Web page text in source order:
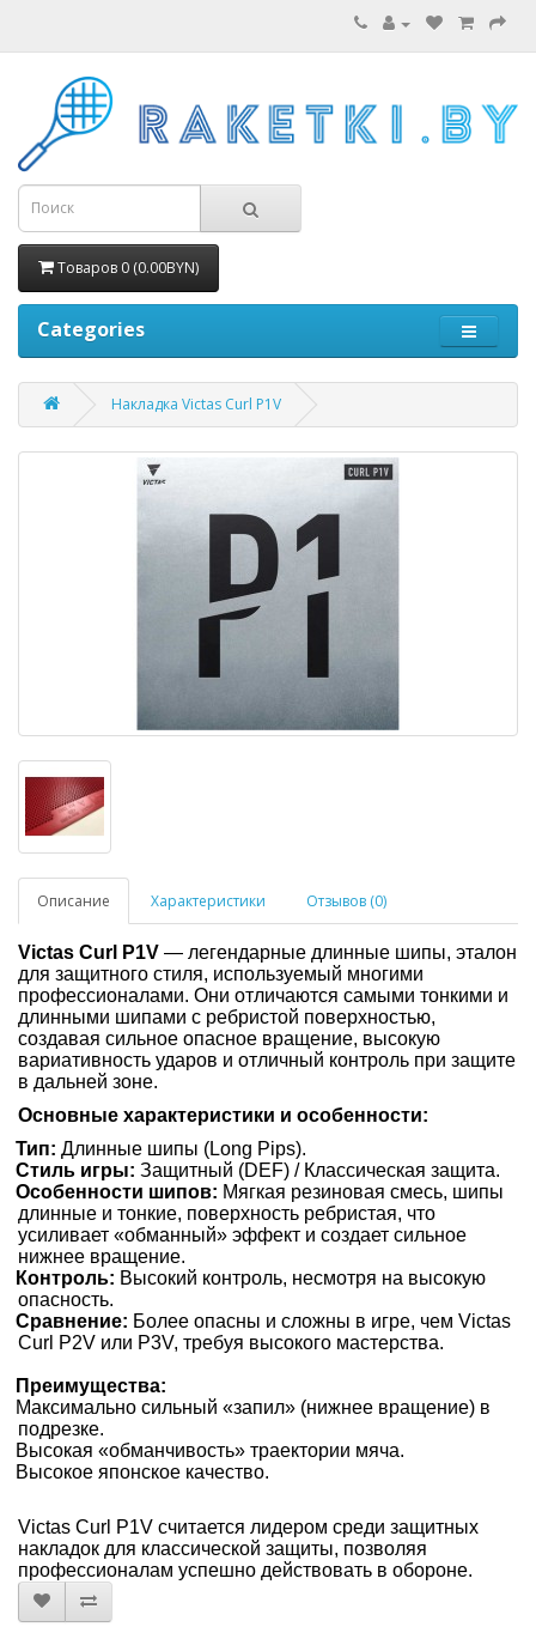
Товаров 0 (0.00BYN)
Categories
Накладка Victas Curl P1V
Описание Характеристики Отзывов (0)
Victas Curl P1V — легендарные длинные шипы, эталон
для защитного стиля, используемый многими
профессионалами. Они отличаются самыми тонкими и
длинными шипами с ребристой поверхностью,
создавая сильное опасное вращение, высокую
вариативность ударов и отличный контроль при защите
в дальней зоне.
Основные характеристики и особенности:
Тип: Длинные шипы (Long Pips).
Стиль игры: Защитный (DEF) / Классическая защита.
Особенности шипов: Мягкая резиновая смесь, шипы
длинные и тонкие, поверхность ребристая, что
усиливает «обманный» эффект и создает сильное
нижнее вращение.
Контроль: Высокий контроль, несмотря на высокую
опасность.
Сравнение: Более опасны и сложны в игре, чем Victas
Curl P2V или P3V, требуя высокого мастерства.
Преимущества:
Максимально сильный «запил» (нижнее вращение) в
подрезке.
Высокая «обманчивость» траектории мяча.
Высокое японское качество.
Victas Curl P1V считается лидером среди защитных
накладок для классической защиты, позволяя
профессионалам успешно действовать в обороне.